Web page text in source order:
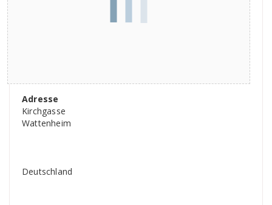
Adresse
Kirchgasse
Wattenheim
Deutschland